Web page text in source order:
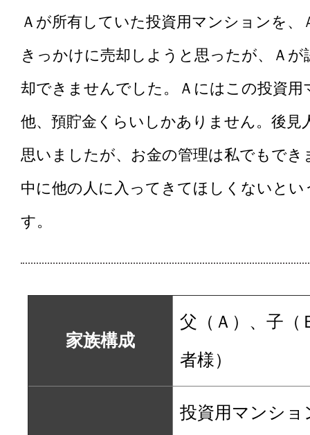
Ａが所有していた投資用マンションを、
きっかけに売却しようと思ったが、Ａが
却できませんでした。Ａにはこの投資用
他、預貯金くらいしかありません。後見
思いましたが、お金の管理は私でもでき
中に他の人に入ってきてほしくないと
す。
家族構成
父（Ａ）、子（
者様）
投資用マンショ